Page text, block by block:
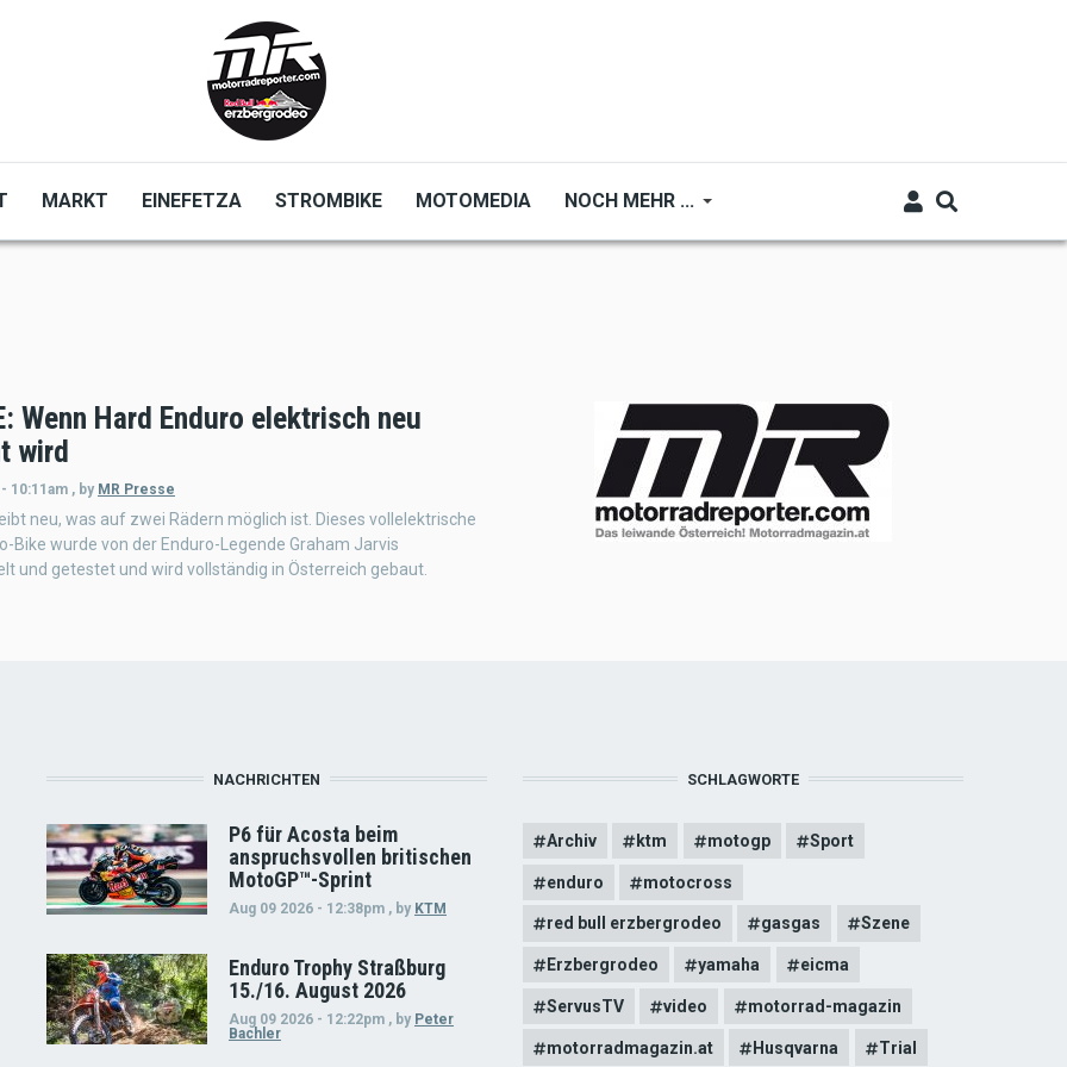
MARKT EINEFETZA STROMBIKE MOTOMEDIA NOCH MEHR ...
Wenn Hard Enduro elektrisch neu
wird
10:11am , by MR Presse
neu, was auf zwei Rädern möglich ist. Dieses vollelektrische
Bike wurde von der Enduro-Legende Graham Jarvis
und getestet und wird vollständig in Österreich gebaut.
NACHRICHTEN
P6 für Acosta beim
anspruchsvollen britischen
MotoGP™-Sprint
Aug 09 2026 - 12:38pm , by KTM
Enduro Trophy Straßburg
15./16. August 2026
Aug 09 2026 - 12:22pm , by Peter
Bachler
SCHLAGWORTE
Archiv ktm motogp Sport
enduro motocross
red bull erzbergrodeo gasgas Szene
Erzbergrodeo yamaha eicma
ServusTV video motorrad-magazin
motorradmagazin.at Husqvarna Trial